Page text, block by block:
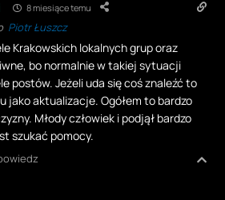
8 miesiące temu
Piotr Łuszcz
Krakowskich lokalnych grup oraz
bo normalnie w takiej sytuacji
postów. Jeżeli uda się coś znaleźć to
jako aktualizacje. Ogółem to bardzo
Młody człowiek i podjął bardzo
szukać pomocy.